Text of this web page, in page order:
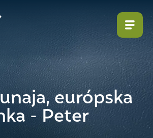
európska
- Peter